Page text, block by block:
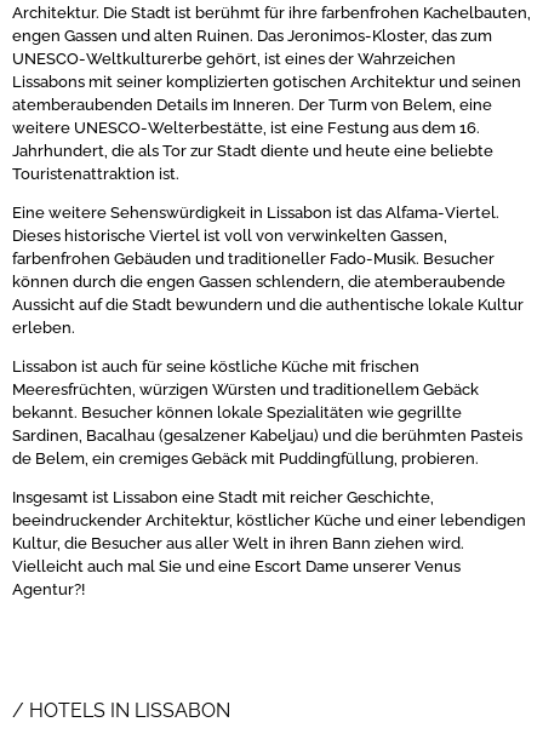
Architektur. Die Stadt ist berühmt für ihre farbenfrohen Kachelbauten,
engen Gassen und alten Ruinen. Das Jeronimos-Kloster, das zum
UNESCO-Weltkulturerbe gehört, ist eines der Wahrzeichen
Lissabons mit seiner komplizierten gotischen Architektur und seinen
atemberaubenden Details im Inneren. Der Turm von Belem, eine
weitere UNESCO-Welterbestätte, ist eine Festung aus dem 16.
Jahrhundert, die als Tor zur Stadt diente und heute eine beliebte
Touristenattraktion ist.
Eine weitere Sehenswürdigkeit in Lissabon ist das Alfama-Viertel.
Dieses historische Viertel ist voll von verwinkelten Gassen,
farbenfrohen Gebäuden und traditioneller Fado-Musik. Besucher
können durch die engen Gassen schlendern, die atemberaubende
Aussicht auf die Stadt bewundern und die authentische lokale Kultur
erleben.
Lissabon ist auch für seine köstliche Küche mit frischen
Meeresfrüchten, würzigen Würsten und traditionellem Gebäck
bekannt. Besucher können lokale Spezialitäten wie gegrillte
Sardinen, Bacalhau (gesalzener Kabeljau) und die berühmten Pasteis
de Belem, ein cremiges Gebäck mit Puddingfüllung, probieren.
Insgesamt ist Lissabon eine Stadt mit reicher Geschichte,
beeindruckender Architektur, köstlicher Küche und einer lebendigen
Kultur, die Besucher aus aller Welt in ihren Bann ziehen wird.
Vielleicht auch mal Sie und eine Escort Dame unserer Venus
Agentur?!
HOTELS IN LISSABON